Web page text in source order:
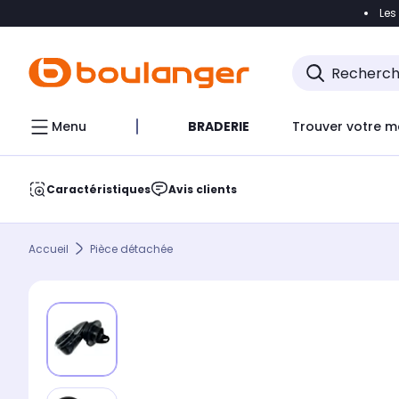
Accéder
Menu BRADERIE Trouver votre
Caractéristiques Avis clients
Accueil Pièce détachée